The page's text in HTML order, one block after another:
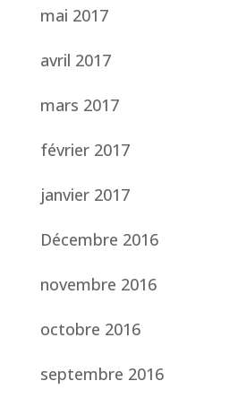
mai 2017
avril 2017
mars 2017
février 2017
janvier 2017
Décembre 2016
novembre 2016
octobre 2016
septembre 2016